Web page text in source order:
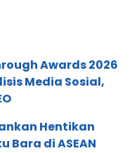
Awards 2026
Media Sosial,
Hentikan
Bara di ASEAN